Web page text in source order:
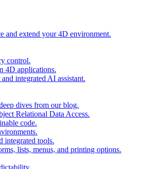
and extend your 4D environment.
control.
4D applications.
integrated AI assistant.
dives from our blog.
Relational Data Access.
code.
integrated tools.
lists, menus, and printing options.